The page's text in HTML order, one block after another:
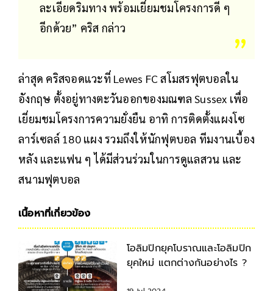
ละเอียดริมทาง พร้อมเยี่ยมชมโครงการดี ๆ
อีกด้วย” คริส กล่าว
ล่าสุด คริสจอดแวะที่ Lewes FC สโมสรฟุตบอลใน
อังกฤษ ตั้งอยู่ทางตะวันออกของมณฑล Sussex เพื่อ
เยี่ยมชมโครงการความยั่งยืน อาทิ การติดตั้งแผงโซ
ลาร์เซลล์ 180 แผง รวมถึงให้นักฟุตบอล ทีมงานเบื้อง
หลัง และแฟน ๆ ได้มีส่วนร่วมในการดูแลสวน และ
สนามฟุตบอล
เนื้อหาที่เกี่ยวข้อง
โอลิมปิกยุคโบราณและโอลิมปิก
ยุคใหม่ แตกต่างกันอย่างไร ?